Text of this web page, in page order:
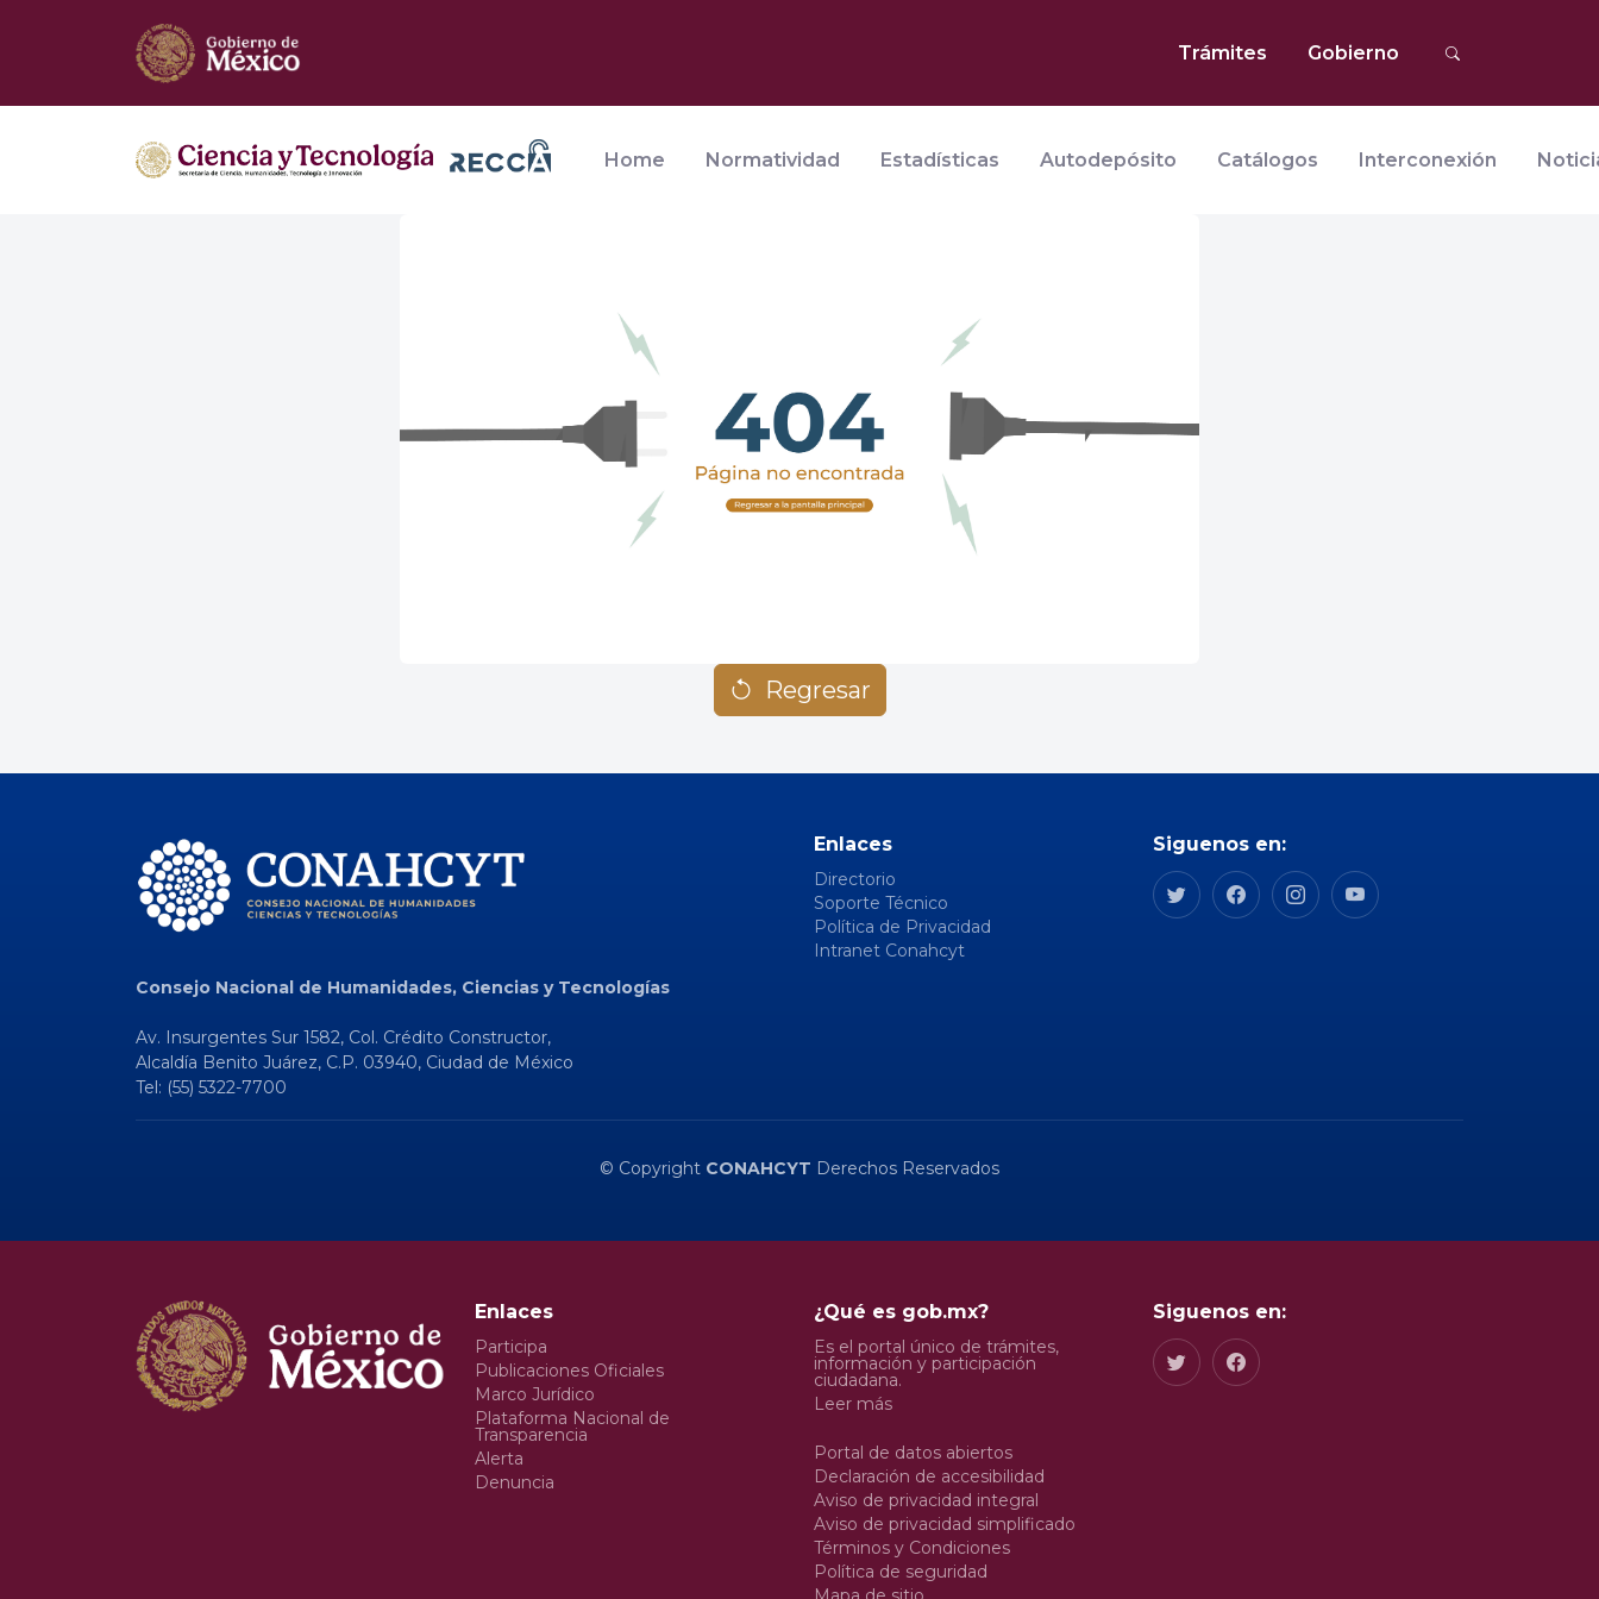
Trámites Gobierno
Home Normatividad Estadísticas Autodepósito Catálogos Interconexión
Regresar
Consejo Nacional de Humanidades, Ciencias y Tecnologías
Av. Insurgentes Sur 1582, Col. Crédito Constructor,
Alcaldía Benito Juárez, C.P. 03940, Ciudad de México
Tel: (55) 5322-7700
Enlaces
Directorio
Soporte Técnico
Política de Privacidad
Intranet Conahcyt
Siguenos en:
© Copyright CONAHCYT Derechos Reservados
Enlaces
Participa
Publicaciones Oficiales
Marco Jurídico
Plataforma Nacional de
Transparencia
Alerta
Denuncia
¿Qué es gob.mx?
Es el portal único de trámites,
información y participación
ciudadana.
Leer más
Portal de datos abiertos
Declaración de accesibilidad
Aviso de privacidad integral
Aviso de privacidad simplificado
Términos y Condiciones
Política de seguridad
Siguenos en: